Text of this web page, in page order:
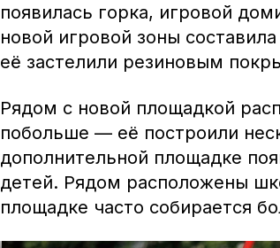
появилась горка, игровой
новой игровой зоны
её застелили резиновым
Рядом с новой площадкой
побольше — её построили
дополнительной площадке
детей. Рядом расположены
площадке часто собирается